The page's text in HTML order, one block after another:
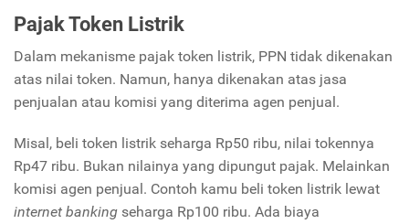
Pajak Token Listrik
Dalam mekanisme pajak token listrik, PPN tidak dikenakan
atas nilai token. Namun, hanya dikenakan atas jasa
penjualan atau komisi yang diterima agen penjual.
Misal, beli token listrik seharga Rp50 ribu, nilai tokennya
Rp47 ribu. Bukan nilainya yang dipungut pajak. Melainkan
komisi agen penjual. Contoh kamu beli token listrik lewat
internet banking seharga Rp100 ribu. Ada biaya